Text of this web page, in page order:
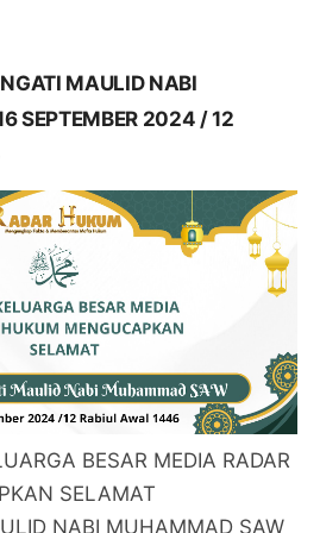
MAULID NABI
SEPTEMBER 2024 / 12
BESAR MEDIA RADAR
SELAMAT
NABI MUHAMMAD SAW